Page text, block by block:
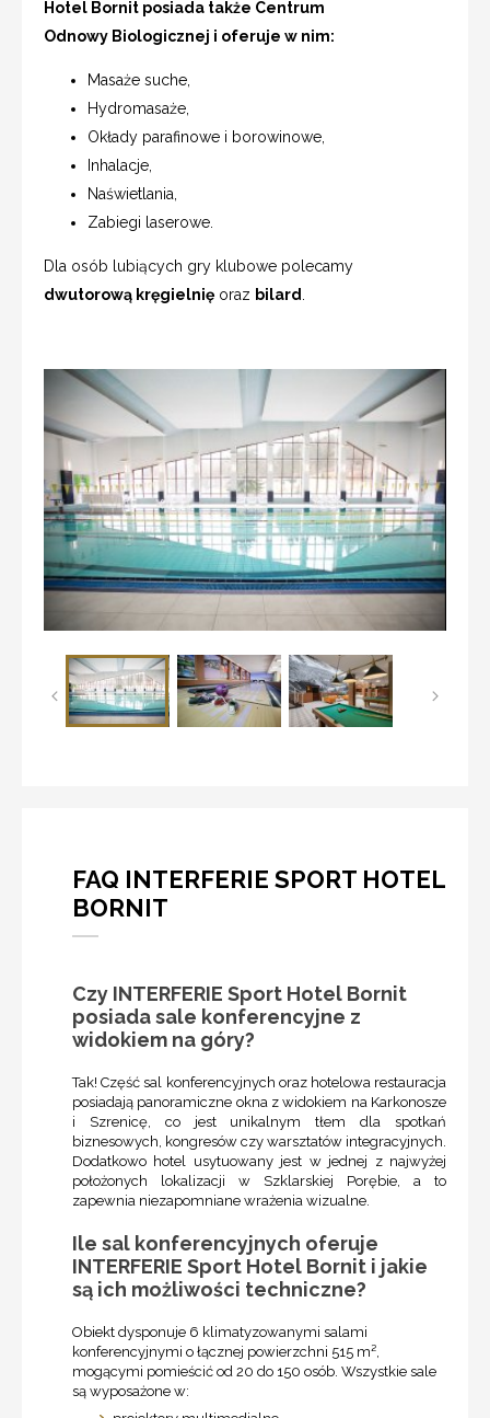
Hotel Bornit posiada także Centrum
Odnowy Biologicznej i oferuje w nim:
Masaże suche,
Hydromasaże,
Okłady parafinowe i borowinowe,
Inhalacje,
Naświetlania,
Zabiegi laserowe.
Dla osób lubiących gry klubowe polecamy
dwutorową kręgielnię oraz bilard
FAQ INTERFERIE SPORT HOTEL
BORNIT
Czy INTERFERIE Sport Hotel Bornit
posiada sale konferencyjne z
widokiem na góry?
Tak! Część sal konferencyjnych oraz hotelowa restauracja
posiadają panoramiczne okna z widokiem na Karkonosze
i Szrenicę, co jest unikalnym tłem dla spotkań
biznesowych, kongresów czy warsztatów integracyjnych.
Dodatkowo hotel usytuowany jest w jednej z najwyżej
położonych lokalizacji w Szklarskiej Porębie, a to
zapewnia niezapomniane wrażenia wizualne.
Ile sal konferencyjnych oferuje
INTERFERIE Sport Hotel Bornit i jakie
są ich możliwości techniczne?
Obiekt dysponuje 6 klimatyzowanymi salami
konferencyjnymi o łącznej powierzchni 515 m²,
mogącymi pomieścić od 20 do 150 osób. Wszystkie sale
są wyposażone w: